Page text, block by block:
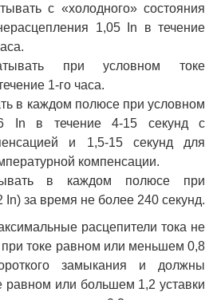
с «холодного» состояния
1,05 In в течение
при условном токе
1-го часа.
в каждом полюсе при условном
In в течение 4-15 секунд с
и 1,5-15 секунд для
компенсации.
в каждом полюсе при
In) за время не более 240 секунд.
расцепители тока не
токе равном или меньшем 0,8
замыкания и должны
равном или большем 1,2 уставки